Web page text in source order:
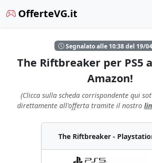
OfferteVG.it
Segnalato alle 10:38 del 19/
The Riftbreaker per PS5
Amazon!
(Clicca sulla scheda corrispondente qui
direttamente all'offerta tramite il nostro
The Riftbreaker -